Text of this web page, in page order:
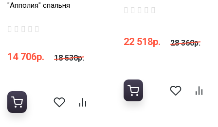
"Апполия" спальня
14 706р. 18 530р.
22 518р. 28 360р.